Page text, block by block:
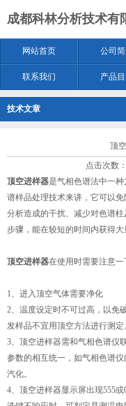
成都科林分析技术有
网站首页 公司
联系我们 产品
技术文章
顶
点击次数
顶空进样器是气相色谱法中一
谱样品处理技术来讲，它可以
分析造成的干扰、减少对色谱
步骤，能在较短的时间内获得大
顶空进样器在使用时需要注意一
1、进入顶空气体需要净化
2、温度设定时不可过高，以免
发样品不宜用顶空方法进行测定
3、顶空进样器需和气相色谱仪
参数的相互统一，如气相色谱
汽化。
4、顶空进样器显示屏出现555